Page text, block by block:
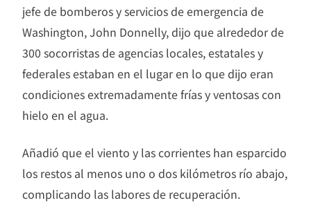
jefe de bomberos y servicios de emergencia de
Washington, John Donnelly, dijo que alrededor de
300 socorristas de agencias locales, estatales y
federales estaban en el lugar en lo que dijo eran
condiciones extremadamente frías y ventosas con
hielo en el agua.
Añadió que el viento y las corrientes han esparcido
los restos al menos uno o dos kilómetros río abajo,
complicando las labores de recuperación.